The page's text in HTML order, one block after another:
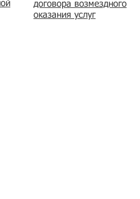
договора возмездного
оказания услуг